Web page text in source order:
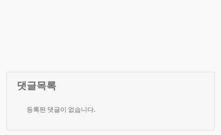
댓글목록
등록된 댓글이 없습니다.